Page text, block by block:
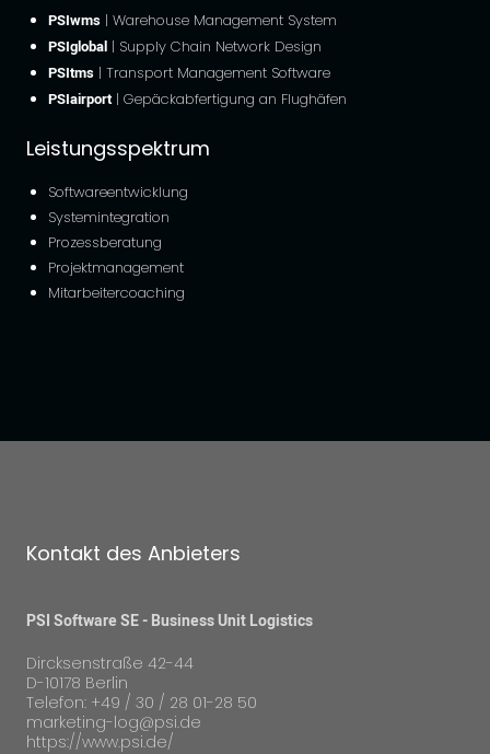
PSIwms | Warehouse Management System
PSIglobal | Supply Chain Network Design
PSItms | Transport Management Software
PSIairport| Gepäckabfertigung an Flughäfen
Leistungsspektrum
Softwareentwicklung
Systemintegration
Prozessberatung
Projektmanagement
Mitarbeitercoaching
Kontakt des Anbieters
PSI Software SE - Business Unit Logistics
Dircksenstraße 42-44
D-10178 Berlin
Telefon: +49 / 30 / 28 01-28 50
marketing-log@psi.de
https://www.psi.de/